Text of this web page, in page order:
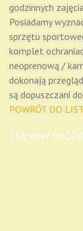
godzinnych
Posiadamy
sprzętu
komplet
neoprenową /
dokonają
są dopuszczani
POWRÓT DO
TERMINY